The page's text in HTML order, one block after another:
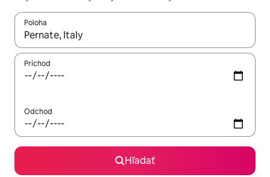
Poloha
Keď budú výsledky k dispozícii, môžete si ich prechádzať
Príchod
Odchod
Hľadať